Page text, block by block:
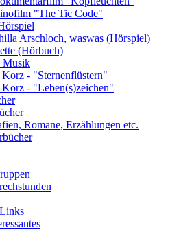
"The Tic Code"
Arschloch, waswas (Hörspiel)
(Hörbuch)
Musik
- "Sternenflüstern"
- "Leben(s)zeichen"
Romane, Erzählungen etc.